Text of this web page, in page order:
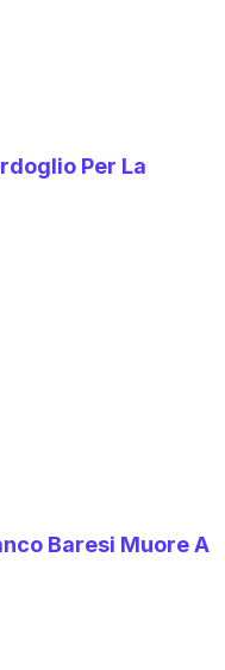
Per La
Baresi Muore A